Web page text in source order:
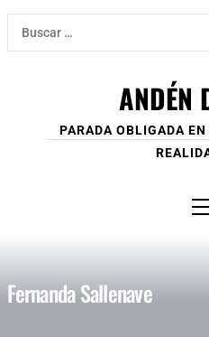
Ir
contenido
Buscar:
ANDÉN
PARADA OBLIGADA
Fernanda Sallenave